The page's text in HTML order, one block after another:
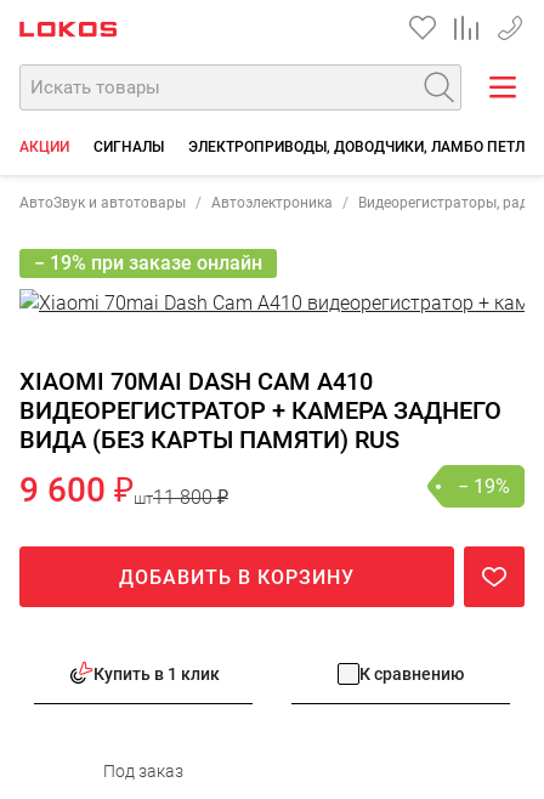
+7
АКЦИИ СИГНАЛЫ ЭЛЕКТРОПРИВОДЫ, ДОВОДЧИКИ, ЛАМБО ПЕТЛИ
АвтоЗвук и автотовары Автоэлектроника Видеорегистраторы,
− 19% при заказе онлайн
XIAOMI 70MAI DASH CAM A410
ВИДЕОРЕГИСТРАТОР + КАМЕРА ЗАДНЕГО
ВИДА (БЕЗ КАРТЫ ПАМЯТИ) RUS
9 600 ₽шт11 800 ₽ − 19%
ДОБАВИТЬ В КОРЗИНУ
Купить в 1 клик К сравнению
Под заказ